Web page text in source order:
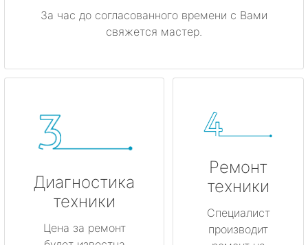
За час до согласованного времени с Вами
свяжется мастер.
Диагностика
техники
Цена за ремонт
Ремонт
техники
Специалист
производит